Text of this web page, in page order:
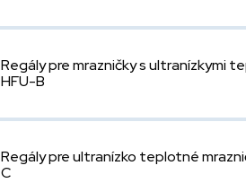
Regály pre mrazničky s ultranízkymi
HFU-B
Regály pre ultranízko teplotné
C